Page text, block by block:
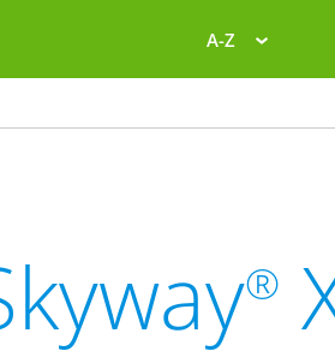
A-Z
®